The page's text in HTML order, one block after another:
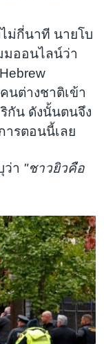
ม่กี่นาที นายโบ
มออนไลน์ว่า
นต่างชาติเข้า
กัน ดังนั้นตนจึง
ารตอนนี้เลย
ว่า "ชาวยิวคือ